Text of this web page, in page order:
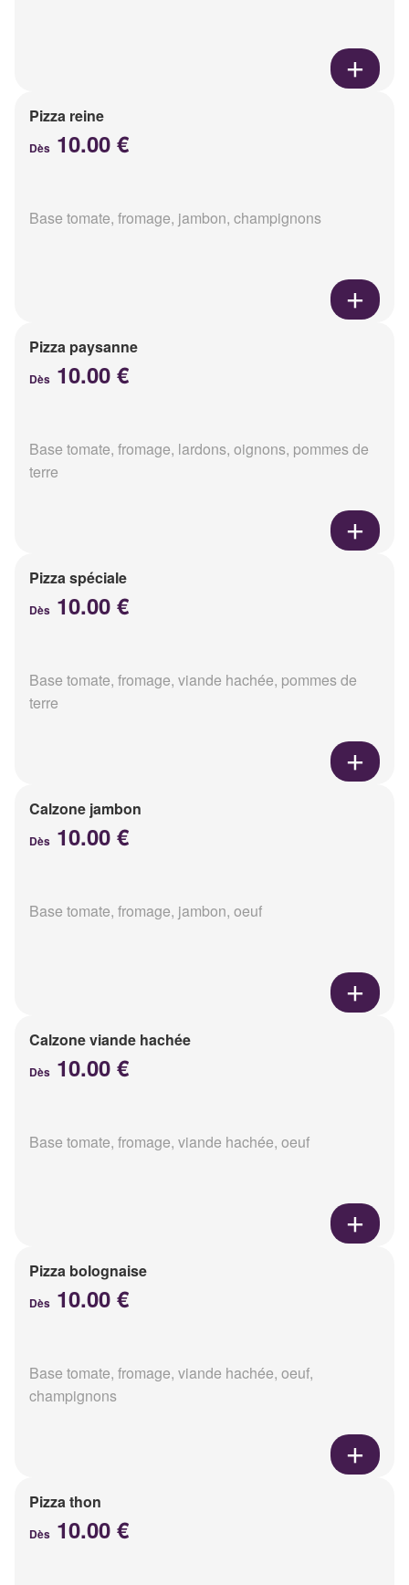
Pizza reine
Dès 10.00 €
Base tomate, fromage, jambon, champignons
Pizza paysanne
Dès 10.00 €
Base tomate, fromage, lardons, oignons, pommes de
terre
Pizza spéciale
Dès 10.00 €
Base tomate, fromage, viande hachée, pommes de
terre
Calzone jambon
Dès 10.00 €
Base tomate, fromage, jambon, oeuf
Calzone viande hachée
Dès 10.00 €
Base tomate, fromage, viande hachée, oeuf
Pizza bolognaise
Dès 10.00 €
Base tomate, fromage, viande hachée, oeuf,
champignons
Pizza thon
Dès 10.00 €